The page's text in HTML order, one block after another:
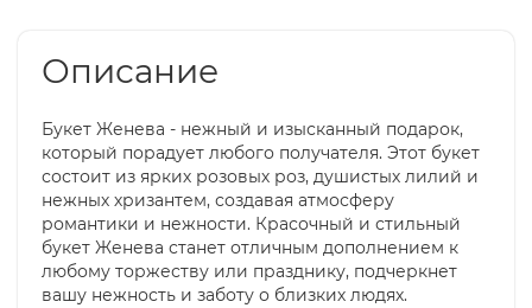
Описание
Букет Женева - нежный и изысканный подарок,
который порадует любого получателя. Этот букет
состоит из ярких розовых роз, душистых лилий и
нежных хризантем, создавая атмосферу
романтики и нежности. Красочный и стильный
букет Женева станет отличным дополнением к
любому торжеству или празднику, подчеркнет
вашу нежность и заботу о близких людях.